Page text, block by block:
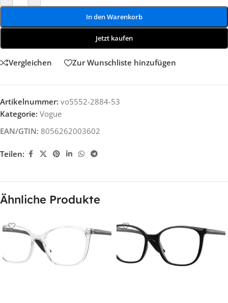
In den Warenkorb
Jetzt kaufen
Vergleichen Zur Wunschliste hinzufügen
Artikelnummer: vo5552-2884-53
Kategorie: Vogue
EAN/GTIN: 8056262003602
Teilen:
Ähnliche Produkte